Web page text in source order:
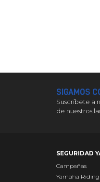
SIGAMOS
Suscríbete a
de nuestros
SEGURIDAD
Campañas
Yamaha